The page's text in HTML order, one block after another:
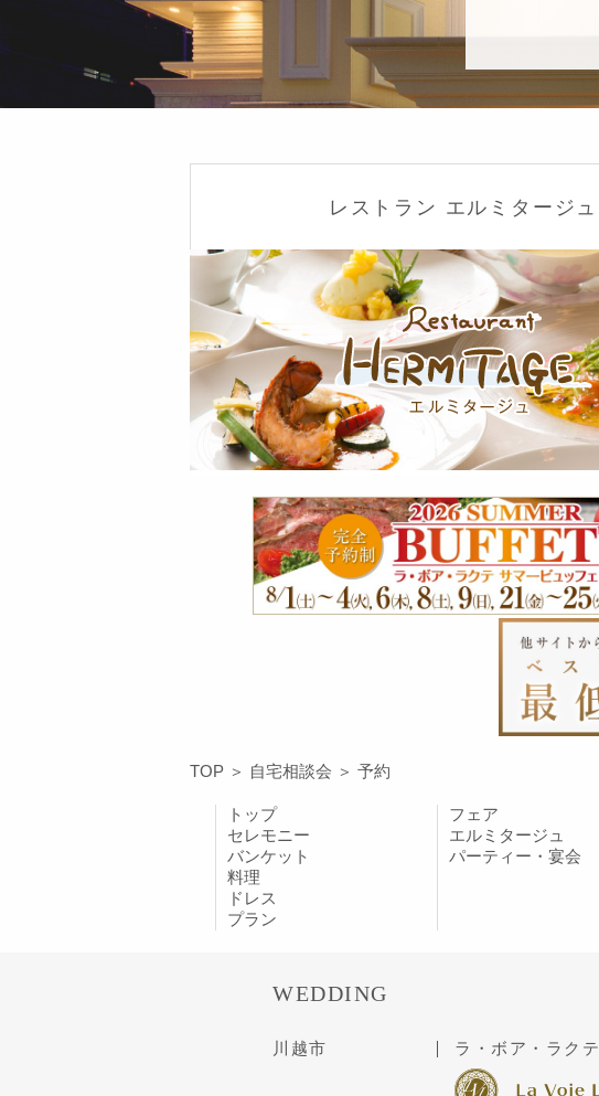
レストラン エルミタージュ
TOP ＞ 自宅相談会 ＞ 予約
トップ
セレモニー
バンケット
料理
ドレス
プラン
フェア
エルミタージュ
パーティー・宴会
WEDDING
川越市 ラ・ボア・ラクテ